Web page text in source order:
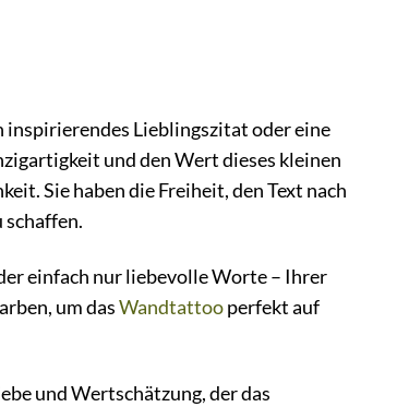
inspirierendes Lieblingszitat oder eine
und den Wert dieses kleinen
Sie haben die Freiheit, den Text nach
schaffen.
einfach nur liebevolle Worte – Ihrer
um dasWandtattooperfekt auf
und Wertschätzung, der das